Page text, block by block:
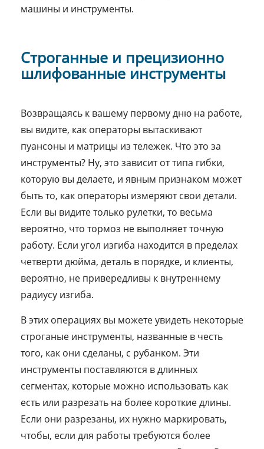
машины и инструменты.
Строганные и прецизионно
шлифованные инструменты
Возвращаясь к вашему первому дню на работе,
вы видите, как операторы вытаскивают
пуансоны и матрицы из тележек. Что это за
инструменты? Ну, это зависит от типа гибки,
которую вы делаете, и явным признаком может
быть то, как операторы измеряют свои детали.
Если вы видите только рулетки, то весьма
вероятно, что тормоз не выполняет точную
работу. Если угол изгиба находится в пределах
четверти дюйма, деталь в порядке, и клиенты,
вероятно, не привередливы к внутреннему
радиусу изгиба.
В этих операциях вы можете увидеть некоторые
строганые инструменты, названные в честь
того, как они сделаны, с рубанком. Эти
инструменты поставляются в длинных
сегментах, которые можно использовать как
есть или разрезать на более короткие длины.
Если они разрезаны, их нужно маркировать,
чтобы, если для работы требуются более